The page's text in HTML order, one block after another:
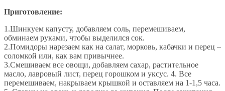
Приготовление:
1.Шинкуем капусту, добавляем соль, перемешиваем,
обминаем руками, чтобы выделился сок.
2.Помидоры нарезаем как на салат, морковь, кабачки и перец –
соломкой или, как вам привычнее.
3.Смешиваем все овощи, добавляем сахар, растительное
масло, лавровый лист, перец горошком и уксус. 4. Все
перемешиваем, накрываем крышкой и оставляем на 1-1,5 часа.